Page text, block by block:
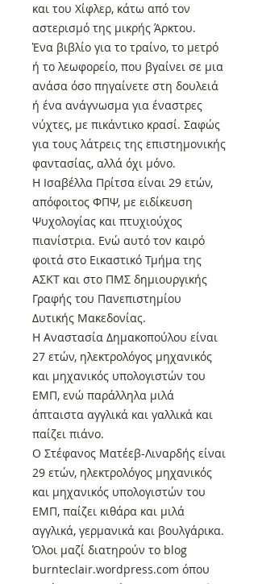
και του Χίφλερ, κάτω από τον
αστερισμό της μικρής Άρκτου.
Ένα βιβλίο για το τραίνο, το μετρό
ή το λεωφορείο, που βγαίνει σε μια
ανάσα όσο πηγαίνετε στη δουλειά
ή ένα ανάγνωσμα για έναστρες
νύχτες, με πικάντικο κρασί. Σαφώς
για τους λάτρεις της επιστημονικής
φαντασίας, αλλά όχι μόνο.
Η Ισαβέλλα Πρίτσα είναι 29 ετών,
απόφοιτος ΦΠΨ, με ειδίκευση
Ψυχολογίας και πτυχιούχος
πιανίστρια. Ενώ αυτό τον καιρό
φοιτά στο Εικαστικό Τμήμα της
ΑΣΚΤ και στο ΠΜΣ δημιουργικής
Γραφής του Πανεπιστημίου
Δυτικής Μακεδονίας.
Η Αναστασία Δημακοπούλου είναι
27 ετών, ηλεκτρολόγος μηχανικός
και μηχανικός υπολογιστών του
ΕΜΠ, ενώ παράλληλα μιλά
άπταιστα αγγλικά και γαλλικά και
παίζει πιάνο.
Ο Στέφανος Ματέεβ-Λιναρδής είναι
29 ετών, ηλεκτρολόγος μηχανικός
και μηχανικός υπολογιστών του
ΕΜΠ, παίζει κιθάρα και μιλά
αγγλικά, γερμανικά και βουλγάρικα.
Όλοι μαζί διατηρούν το blog
burnteclair.wordpress.com όπου